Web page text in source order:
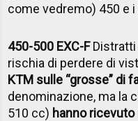
come vedremo) 450 e i
450-500 EXC-FDistratti
rischia di perdere di
KTM sulle “grosse” di
denominazione, ma la
510 cc) hanno